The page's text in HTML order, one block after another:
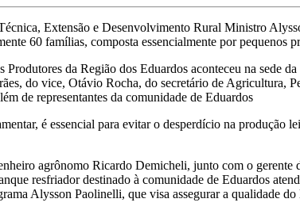
Extensão e Desenvolvimento Rural Ministro
60 famílias, composta essencialmente por pequenos
da Região dos Eduardos aconteceu na sede
do vice, Otávio Rocha, do secretário de Agricultura,
de representantes da comunidade de Eduardos
é essencial para evitar o desperdício na produção
agrônomo Ricardo Demicheli, junto com o
resfriador destinado à comunidade de Eduardos
Alysson Paolinelli, que visa assegurar a qualidade